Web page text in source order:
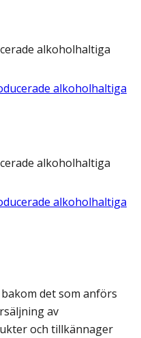
alkoholhaltiga
alkoholhaltiga
alkoholhaltiga
alkoholhaltiga
det som anförs
av
och tillkännager